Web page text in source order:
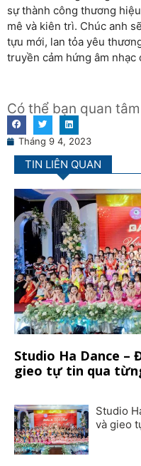
sự thành công thương
mê và kiên trì. Chúc anh
tựu mới, lan tỏa yêu
truyền cảm hứng âm nhạc
Có thể bạn quan tâm
Tháng 9 4, 2023
TIN LIÊN QUAN
Studio Ha Dance
gieo tự tin qua
Studio
và gieo